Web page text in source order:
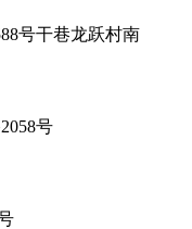
号干巷龙跃村南
号